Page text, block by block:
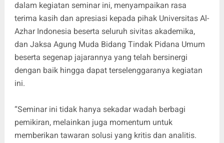
dalam kegiatan seminar ini, menyampaikan rasa
terima kasih dan apresiasi kepada pihak Universitas Al-
Azhar Indonesia beserta seluruh sivitas akademika,
dan Jaksa Agung Muda Bidang Tindak Pidana Umum
beserta segenap jajarannya yang telah bersinergi
dengan baik hingga dapat terselenggaranya kegiatan
ini.
“Seminar ini tidak hanya sekadar wadah berbagi
pemikiran, melainkan juga momentum untuk
memberikan tawaran solusi yang kritis dan analitis.